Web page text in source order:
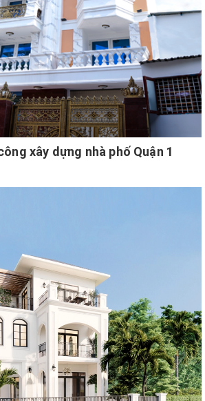
xây dựng nhà phố Quận 1